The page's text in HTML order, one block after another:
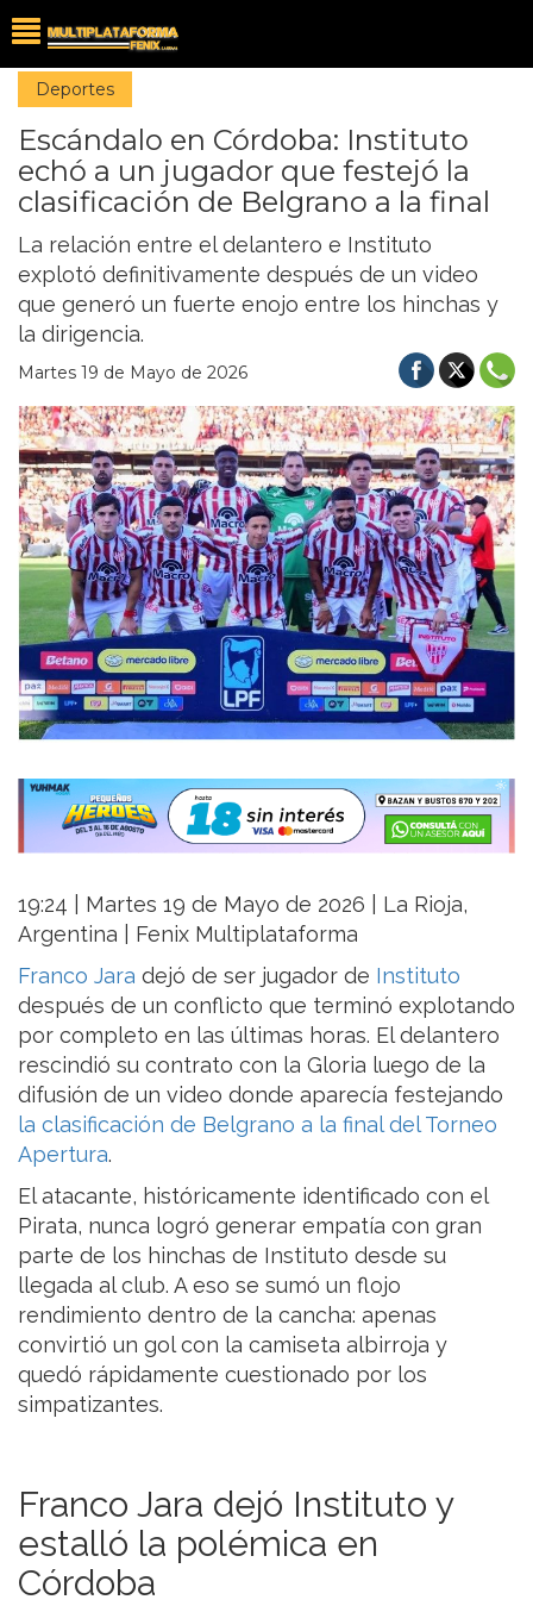
Deportes
Escándalo en Córdoba: Instituto
echó a un jugador que festejó la
clasificación de Belgrano a la final
La relación entre el delantero e Instituto
explotó definitivamente después de un video
que generó un fuerte enojo entre los hinchas y
la dirigencia.
Martes 19 de Mayo de 2026
19:24 | Martes 19 de Mayo de 2026 | La Rioja,
Argentina | Fenix Multiplataforma
Franco Jara dejó de ser jugador de Instituto
después de un conflicto que terminó explotando
por completo en las últimas horas. El delantero
rescindió su contrato con la Gloria luego de la
difusión de un video donde aparecía festejando
la clasificación de Belgrano a la final del Torneo
Apertura.
El atacante, históricamente identificado con el
Pirata, nunca logró generar empatía con gran
parte de los hinchas de Instituto desde su
llegada al club. A eso se sumó un flojo
rendimiento dentro de la cancha: apenas
convirtió un gol con la camiseta albirroja y
quedó rápidamente cuestionado por los
simpatizantes.
Franco Jara dejó Instituto y
estalló la polémica en
Córdoba